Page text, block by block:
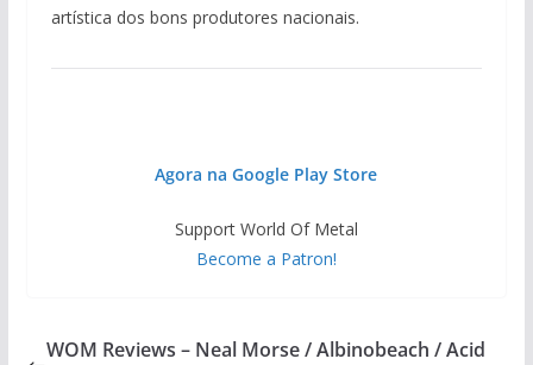
artística dos bons produtores nacionais.
Agora na Google Play Store
Support World Of Metal
Become a Patron!
WOM Reviews – Neal Morse / Albinobeach / Acid